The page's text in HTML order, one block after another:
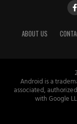
ABOUT US
Android is a
associated,
with Google